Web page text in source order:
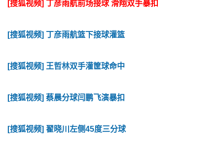
[搜狐视频] 丁彦雨航前场接球 滑翔双手暴扣
[搜狐视频] 丁彦雨航篮下接球灌篮
[搜狐视频] 王哲林双手灌筐球命中
[搜狐视频] 蔡晨分球闫鹏飞演暴扣
[搜狐视频] 翟晓川左侧45度三分球